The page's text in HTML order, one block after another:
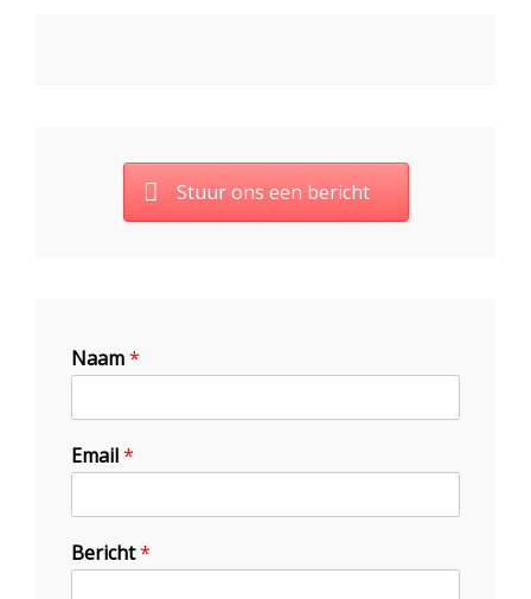
Stuur ons een bericht
Naam*
Email*
Bericht*